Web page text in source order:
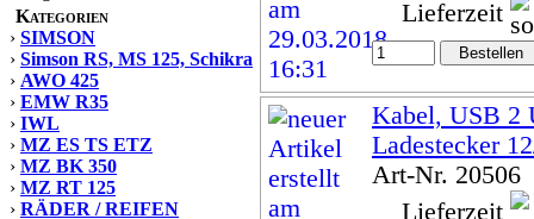
Kategorien
› SIMSON
› Simson RS, MS 125, Schikra
› AWO 425
› EMW R35
› IWL
› MZ ES TS ETZ
› MZ BK 350
› MZ RT 125
› RÄDER / REIFEN
Lieferzeit
Kabel, USB 2
Ladestecker
Art-Nr. 20506
Lieferzeit